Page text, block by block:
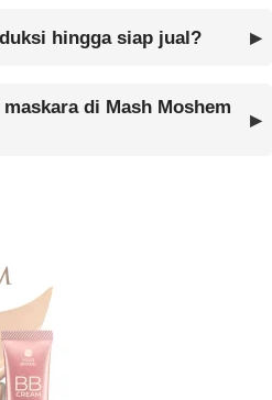
hingga siap jual?
di Mash Moshem